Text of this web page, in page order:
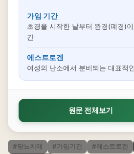
가임 기간
초경을 시작한 날부터 완경(폐경)
간
에스트로겐
여성의 난소에서 분비되는 대표적
원문 전체보기
#당뇨치매 #가임기간 #에스트로겐